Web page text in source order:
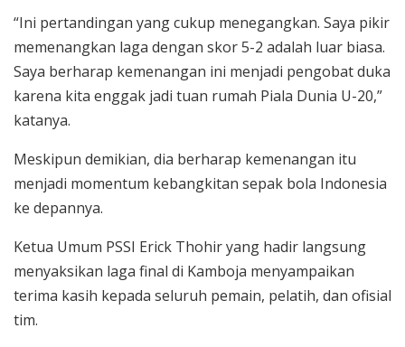
“Ini pertandingan yang cukup menegangkan. Saya pikir
memenangkan laga dengan skor 5-2 adalah luar biasa.
Saya berharap kemenangan ini menjadi pengobat duka
karena kita enggak jadi tuan rumah Piala Dunia U-20,”
katanya.
Meskipun demikian, dia berharap kemenangan itu
menjadi momentum kebangkitan sepak bola Indonesia
ke depannya.
Ketua Umum PSSI Erick Thohir yang hadir langsung
menyaksikan laga final di Kamboja menyampaikan
terima kasih kepada seluruh pemain, pelatih, dan ofisial
tim.